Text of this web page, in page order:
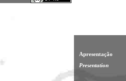
Apresentação
Presentation